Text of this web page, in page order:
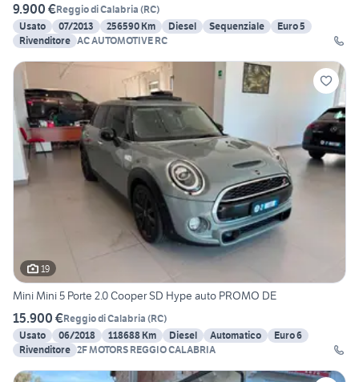
9.900 €Reggio di Calabria (RC)
Usato
07/2013 256590 Km Diesel Sequenziale
Euro 5
Rivenditore AC AUTOMOTIVE RC
19
Mini Mini 5 Porte 2.0 Cooper SD Hype auto PROMO DE
15.900 €Reggio di Calabria (RC)
Usato
06/2018 118688 Km Diesel Automatico
Euro 6
Rivenditore 2F MOTORS REGGIO CALABRIA